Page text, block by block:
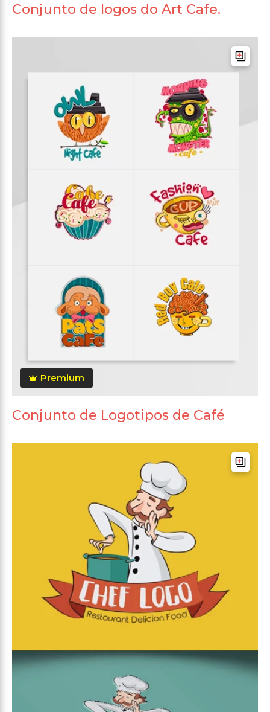
Conjunto de logos do Art Cafe.
Premium
Conjunto de Logotipos de Café